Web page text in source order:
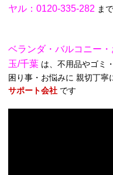
ヤル：0120-335-282 ま
ベランダ・バルコニー
玉/千葉 は、不用品やゴミ
困り事・お悩みに 親切丁寧
サポート会社 です